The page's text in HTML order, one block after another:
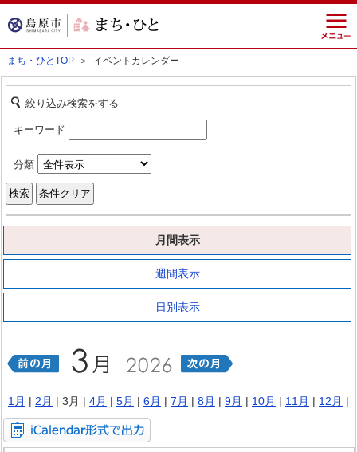
まち・ひとTOP ＞ イベントカレンダー
絞り込み検索をする
キーワード
分類
月間表示
週間表示
日別表示
1月 | 2月 | 3月 | 4月 | 5月 | 6月 | 7月 | 8月 | 9月 | 10月 | 11月 | 12月 |